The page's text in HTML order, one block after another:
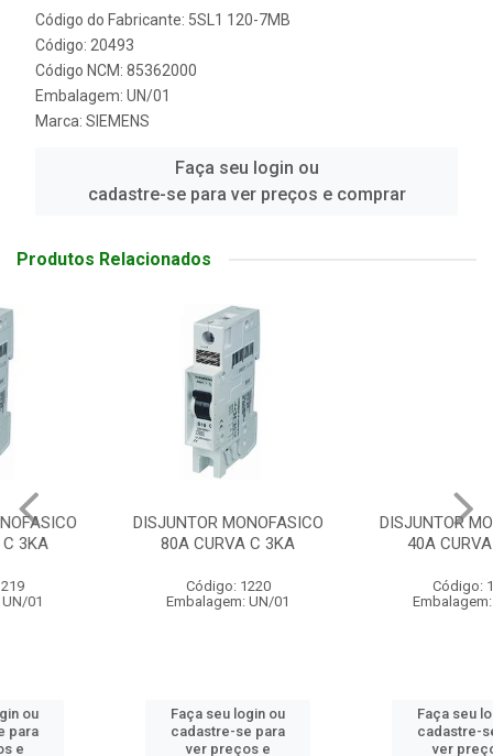
Código do Fabricante: 5SL1 120-7MB
Código: 20493
Código NCM: 85362000
Embalagem: UN/01
Marca: SIEMENS
Faça seu login ou
cadastre-se para ver preços e comprar
Produtos Relacionados
DISJUNTOR MONOFASICO
80A CURVA C 3KA
Embalagem: UN/01
Faça seu login ou
cadastre-se para
DISJUNTOR MONOFASICO
40A CURVA C 3KA
Embalagem: UN/01
Faça seu login ou
cadastre-se para